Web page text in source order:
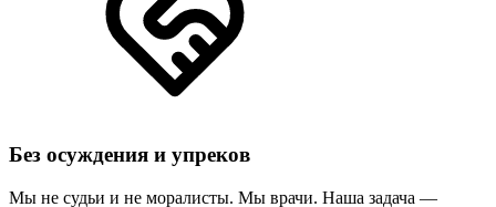
Без осуждения и упреков
Мы не судьи и не моралисты. Мы врачи. Наша задача —